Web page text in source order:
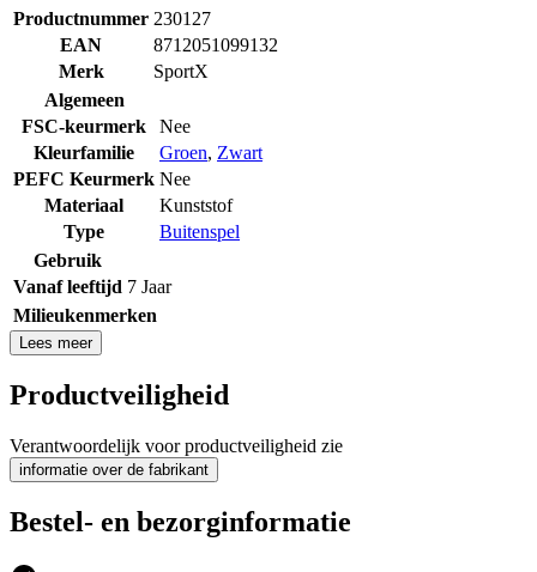
Productnummer 230127
EAN
8712051099132
Merk
SportX
Algemeen
FSC-keurmerk
Nee
Kleurfamilie
Groen, Zwart
PEFC Keurmerk Nee
Materiaal
Kunststof
Type
Buitenspel
Gebruik
Vanaf leeftijd 7 Jaar
Milieukenmerken
Lees meer
Productveiligheid
Verantwoordelijk voor productveiligheid zie
informatie over de fabrikant
Bestel- en bezorginformatie